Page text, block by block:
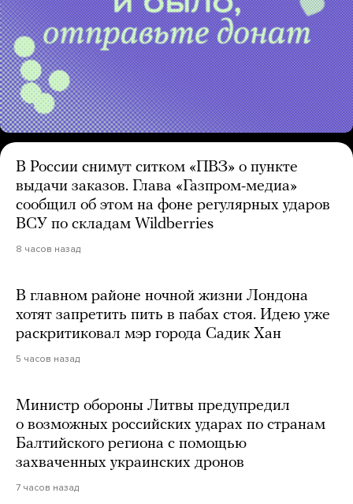
В России снимут ситком «ПВЗ» о пункте
выдачи заказов. Глава «Газпром-медиа»
сообщил об этом на фоне регулярных ударов
ВСУ по складам Wildberries
8 часов назад
В главном районе ночной жизни Лондона
хотят запретить пить в пабах стоя. Идею уже
раскритиковал мэр города Садик Хан
5 часов назад
Министр обороны Литвы предупредил
о возможных российских ударах по странам
Балтийского региона с помощью
захваченных украинских дронов
7 часов назад